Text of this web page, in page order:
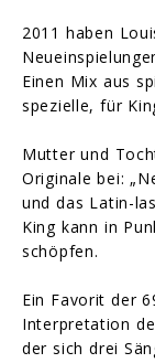
2011 haben
Einen Mix aus
spezielle, für
Mutter und
Originale bei:
und das Latin-
King kann in
schöpfen.
Ein Favorit der
Interpretation
der sich drei